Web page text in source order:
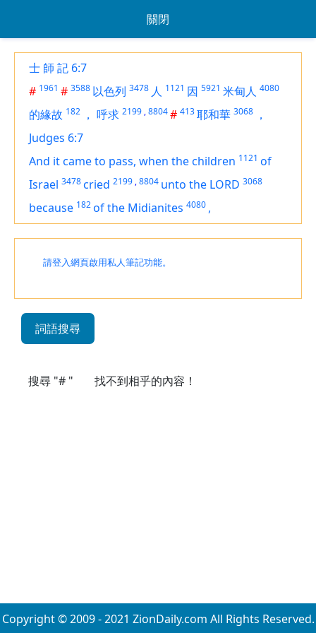
關閉
士 師 記 6:7
# 1961 # 3588 以色列 3478 人 1121 因 5921 米甸人 4080
的緣故 182 ， 呼求 2199 ,8804# 413耶和華 3068 ，
Judges 6:7
And it came to pass, when the children 1121 of
Israel 3478cried 2199 ,8804 unto the LORD 3068
because 182of the Midianites 4080 ,
請登入網頁啟用私人筆記功能。
詞語搜尋
搜尋 "# " 找不到相乎的內容！
Copyright © 2009 - 2021 ZionDaily.com All Rights Reserved.